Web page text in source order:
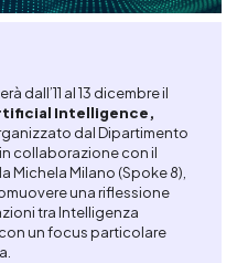
dall’11 al 13 dicembre il
Intelligence,
dal Dipartimento
collaborazione con il
Michela Milano (Spoke 8),
una riflessione
tra Intelligenza
un focus particolare